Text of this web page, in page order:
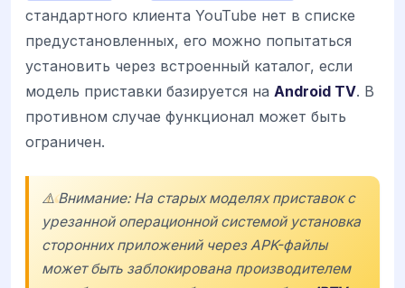
стандартного клиента YouTube нет в списке
предустановленных, его можно попытаться
установить через встроенный каталог, если
модель приставки базируется на Android TV. В
противном случае функционал может быть
ограничен.
⚠️ Внимание: На старых моделях приставок с
урезанной операционной системой установка
сторонних приложений через APK-файлы
может быть заблокирована производителем